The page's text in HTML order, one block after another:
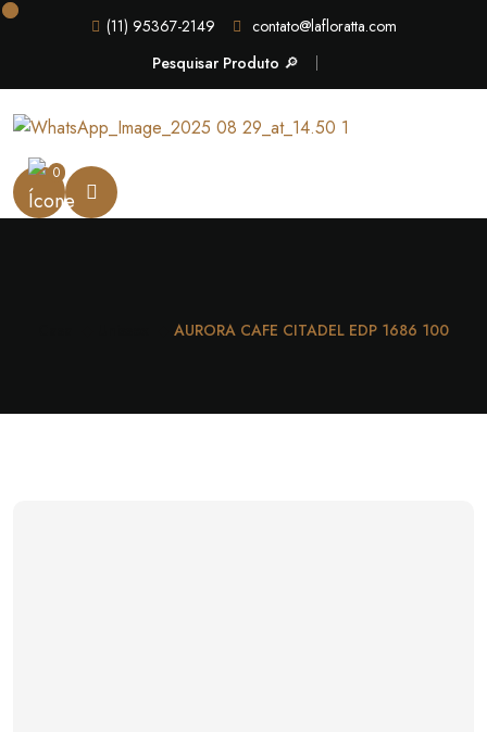
(11) 95367-2149
contato@lafloratta.com
Pesquisar Produto 🔎
0
AURORA CAFE CITADEL EDP 1686 100